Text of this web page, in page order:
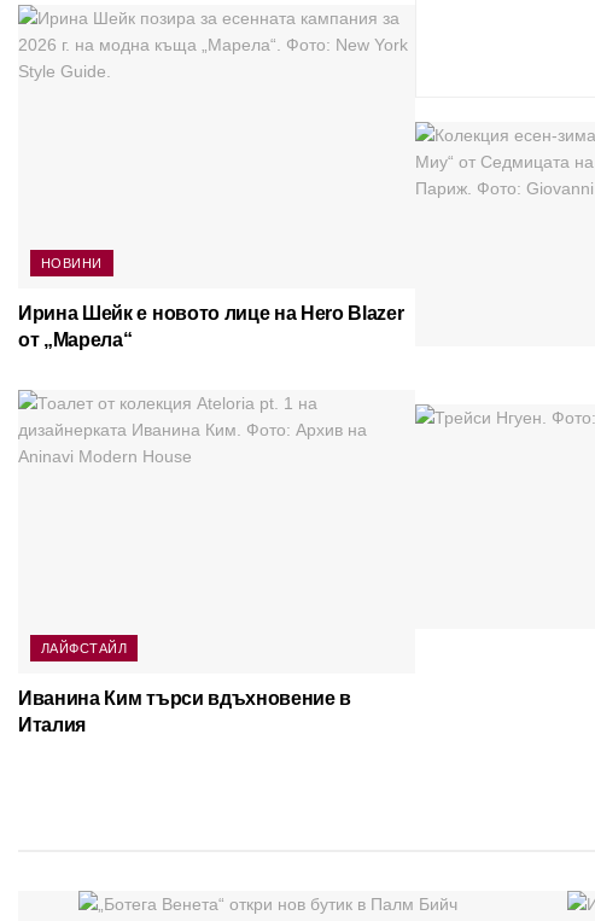
НОВИНИ
Ирина Шейк е новото лице на Hero Blazer
от „Марела“
ЛАЙФСТАЙЛ
Иванина Ким търси вдъхновение в
Италия